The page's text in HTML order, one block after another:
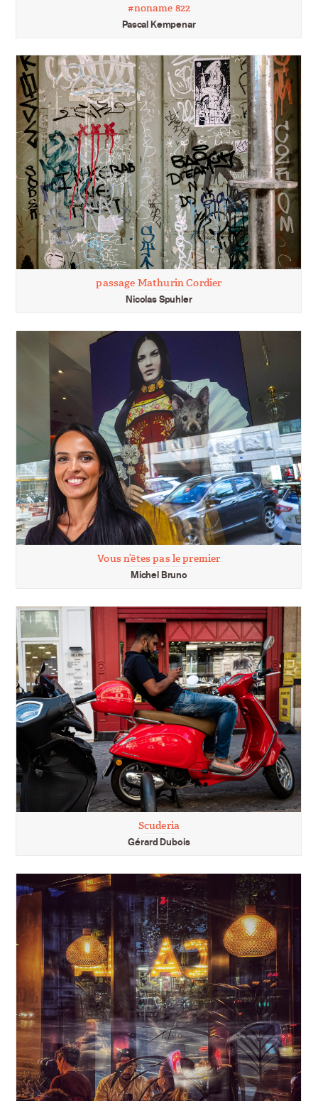
#noname 822
Pascal Kempenar
passage Mathurin Cordier
Nicolas Spuhler
Vous n’êtes pas le premier
Michel Bruno
Scuderia
Gérard Dubois